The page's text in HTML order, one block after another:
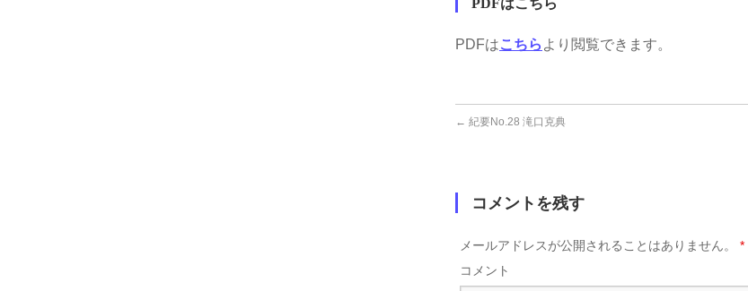
PDFはこちら
PDFはこちら より閲覧できます。
← 紀要No.28 滝口克典
コメントを残す
メールアドレスが公開されることはありません。 *
コメント